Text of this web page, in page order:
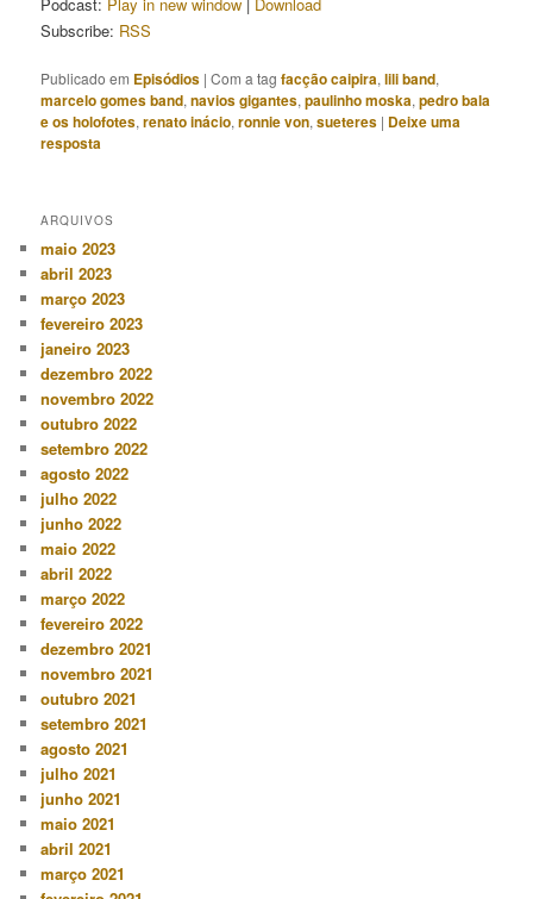
Subscribe: RSS
Publicado em Episódios |Com a tagfacção caipira,lili band,
marcelo gomes band,navios gigantes,paulinho moska,pedro bala
e os holofotes,renato inácio,ronnie von,sueteres | Deixe uma
resposta
ARQUIVOS
maio 2023
abril 2023
março 2023
fevereiro 2023
janeiro 2023
dezembro 2022
novembro 2022
outubro 2022
setembro 2022
agosto 2022
julho 2022
junho 2022
maio 2022
abril 2022
março 2022
fevereiro 2022
dezembro 2021
novembro 2021
outubro 2021
setembro 2021
agosto 2021
julho 2021
junho 2021
maio 2021
abril 2021
março 2021